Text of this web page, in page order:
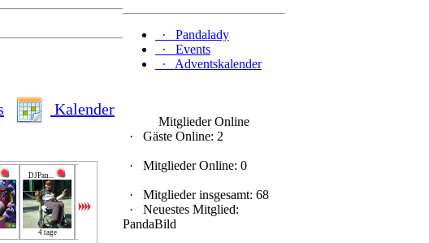
Kalender
DJPan...
4 tage
·
Pandalady
·
Events
·
Adventskalender
Mitglieder Online
·
Gäste Online: 2
· Mitglieder Online: 0
·
Mitglieder insgesamt: 68
·
Neuestes Mitglied:
PandaBild